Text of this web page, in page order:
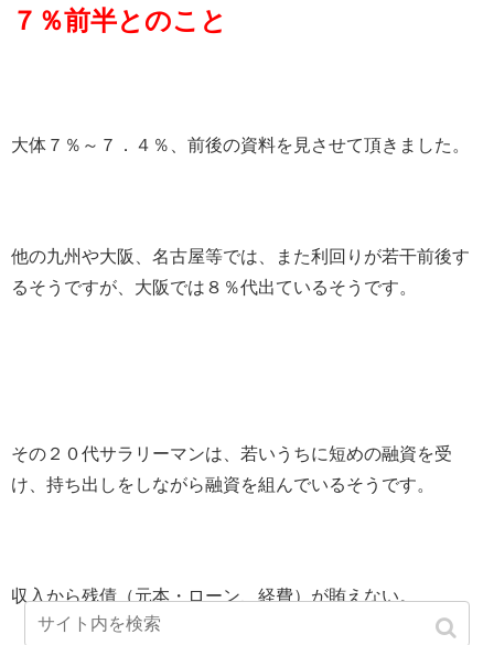
７％前半とのこと
大体７％～７．４％、前後の資料を見させて頂きました。
他の九州や大阪、名古屋等では、また利回りが若干前後す
るそうですが、大阪では８％代出ているそうです。
その２０代サラリーマンは、若いうちに短めの融資を受
け、持ち出しをしながら融資を組んでいるそうです。
収入から残債（元本・ローン、経費）が賄えない。